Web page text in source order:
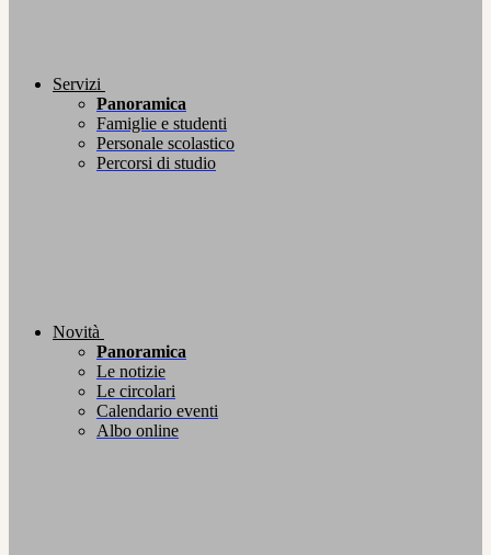
Servizi
Panoramica
Famiglie e studenti
Personale scolastico
Percorsi di studio
Novità
Panoramica
Le notizie
Le circolari
Calendario eventi
Albo online